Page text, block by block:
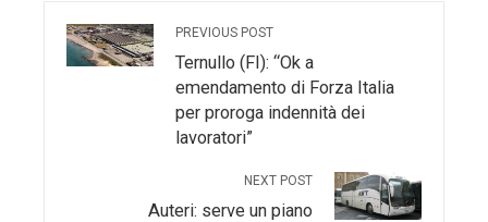
PREVIOUS POST
Ternullo (FI): “Ok a
emendamento di Forza Italia
per proroga indennità dei
lavoratori”
NEXT POST
Auteri: serve un piano